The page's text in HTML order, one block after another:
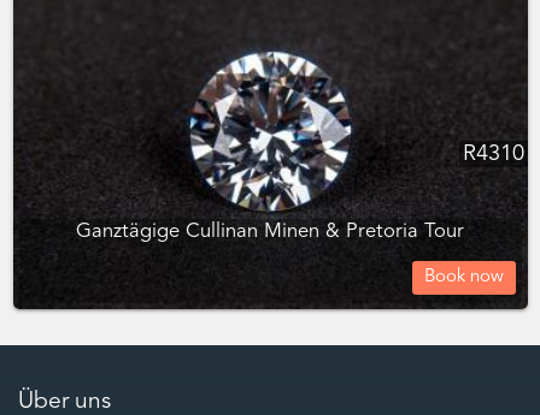
R4310
Ganztägige Cullinan Minen & Pretoria Tour
Book now
Über uns